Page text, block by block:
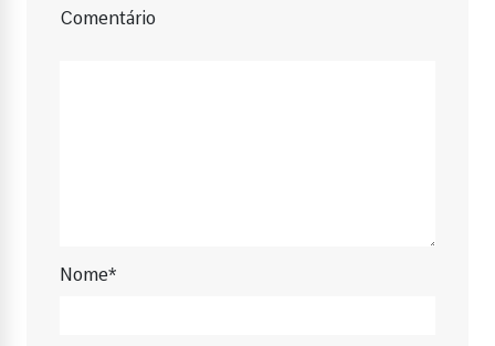
Comentário
Nome*